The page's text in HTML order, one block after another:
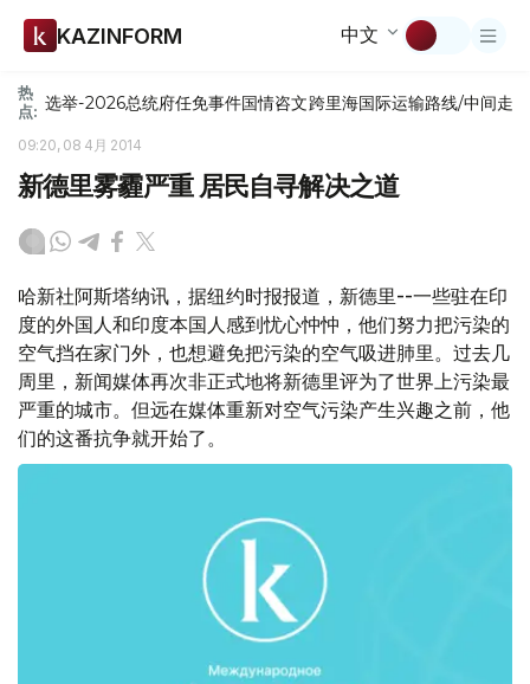
KAZINFORM 中文
热
点: 选举-2026总统府任免事件国情咨文跨里海国际运输路线/中间走廊
09:20, 08 4月 2014
新德里雾霾严重 居民自寻解决之道
哈新社阿斯塔纳讯，据纽约时报报道，新德里--一些驻在印
度的外国人和印度本国人感到忧心忡忡，他们努力把污染的
空气挡在家门外，也想避免把污染的空气吸进肺里。过去几
周里，新闻媒体再次非正式地将新德里评为了世界上污染最
严重的城市。但远在媒体重新对空气污染产生兴趣之前，他
们的这番抗争就开始了。